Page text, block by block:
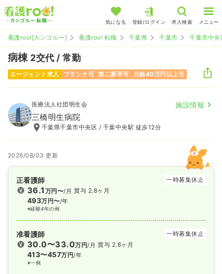
気になる 登録/ログイン 求人検索 メニュー
看護roo![カンゴルー] 看護roo! 転職 千葉県 千葉市 千葉市中央
病棟 2交代 / 常勤
エージェント求人 ブランク可 第二新卒可 月給40万円以上可
医療法人社団明生会 施設情報
三橋明生病院
千葉県千葉市中央区 / 千葉中央駅 徒歩12分
2026/08/03 更新
正看護師 一時募集休止
36.1 万円〜/月
493万円〜/年
※経験4年の例
賞与 2.8ヶ月
准看護師 一時募集休止
30.0〜33.0万円/月
413〜457万円/年
※一例
賞与 2.8ヶ月